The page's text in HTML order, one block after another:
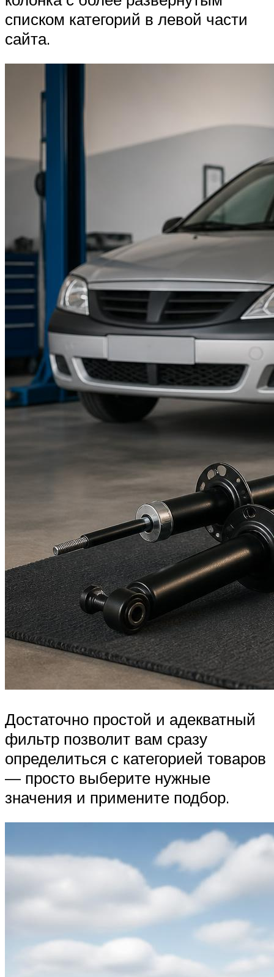
списком категорий в левой части
сайта.
Достаточно простой и адекватный
фильтр позволит вам сразу
определиться с категорией товаров
— просто выберите нужные
значения и примените подбор.